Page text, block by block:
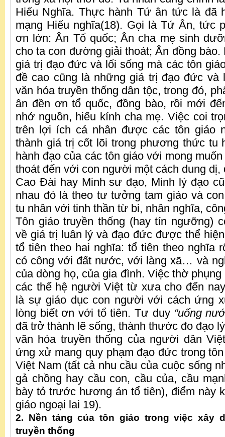
Hiếu Nghĩa. Thực hành Tứ ân tức là đã
mạng Hiếu nghĩa(18). Gọi là Tứ Ân, tức
ơn lớn: Ân Tổ quốc; Ân cha mẹ sinh
cho ta con đường giải thoát; Ân đồng
giá trị đạo đức và lối sống mà các tôn
đề cao cũng là những giá trị đạo đức và
văn hóa truyền thống dân tộc, trong đó,
ân đền ơn tổ quốc, đồng bào, rồi mới
nhớ nguồn, hiếu kính cha mẹ. Việc coi
trên lợi ích cá nhân được các tôn giáo
thành giá trị cốt lõi trong phương thức tu
hành đạo của các tôn giáo với mong
thoát đến với con người một cách dung
Cao Đài hay Minh sư đạo, Minh lý đạo
nhau đó là theo tư tưởng tam giáo và
tu nhân với tinh thần từ bi, nhân nghĩa,
Tôn giáo truyền thống (hay tín ngưỡng)
về giá trị luân lý và đạo đức được thể
tổ tiên theo hai nghĩa: tổ tiên theo nghĩa
có công với đất nước, với làng xã… và
của dòng họ, của gia đình. Việc thờ
các thế hệ người Việt từ xưa cho đến
là sự giáo dục con người với cách ứng
lòng biết ơn với tổ tiên. Tư duy “uống
đã trở thành lẽ sống, thành thước đo đạo
văn hóa truyền thống của người dân
ứng xử mang quy phạm đạo đức trong
Việt Nam (tất cả nhu cầu của cuộc sống
gả chồng hay cầu con, cầu của, cầu
bày tỏ trước hương án tổ tiên), điểm này
giáo ngoại lai 19).
2. Nền tảng của tôn giáo trong việc xây
truyền thống